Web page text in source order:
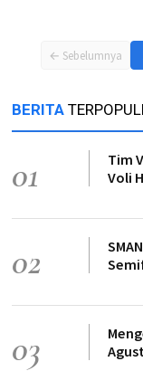
← Sebelumnya
BERITA
01
Tim
Voli
02
03